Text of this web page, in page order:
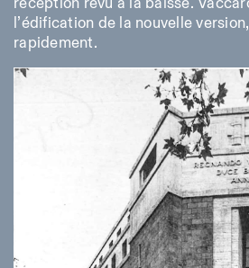
l’édification de la nouvelle
rapidement.